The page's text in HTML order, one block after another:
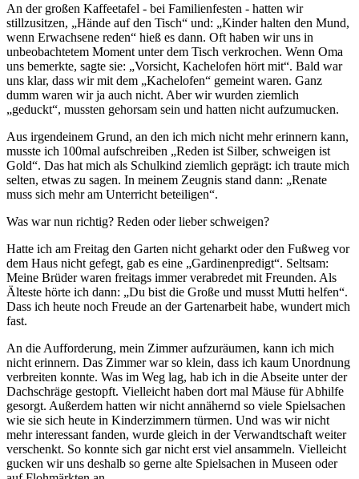
An der großen Kaffeetafel - bei Familienfesten - hatten wir
stillzusitzen,
Hände auf den Tisch und:
Kinder halten den Mund,
wenn Erwachsene reden
hieß es dann. Oft haben wir uns in
unbeobachtetem Moment unter dem Tisch verkrochen. Wenn Oma
uns bemerkte, sagte sie:
Vorsicht, Kachelofen hört mit . Bald war
uns klar, dass wir mit dem
Kachelofen
gemeint waren. Ganz
dumm waren wir ja auch nicht. Aber wir wurden ziemlich
geduckt , mussten gehorsam sein und hatten nicht aufzumucken.
Aus irgendeinem Grund, an den ich mich nicht mehr erinnern kann,
musste ich 100mal aufschreiben
Reden ist Silber, schweigen ist
Gold . Das hat mich als Schulkind ziemlich geprägt: ich traute mich
selten, etwas zu sagen. In meinem Zeugnis stand dann:
Renate
muss sich mehr am Unterricht beteiligen .
Was war nun richtig? Reden oder lieber schweigen?
Hatte ich am Freitag den Garten nicht geharkt oder den Fußweg vor
dem Haus nicht gefegt, gab es eine
Gardinenpredigt . Seltsam:
Meine Brüder waren freitags immer verabredet mit Freunden. Als
Älteste hörte ich dann:
Du bist die Große und musst Mutti helfen .
Dass ich heute noch Freude an der Gartenarbeit habe, wundert mich
fast.
An die Aufforderung, mein Zimmer aufzuräumen, kann ich mich
nicht erinnern. Das Zimmer war so klein, dass ich kaum Unordnung
verbreiten konnte. Was im Weg lag, hab ich in die Abseite unter der
Dachschräge gestopft. Vielleicht haben dort mal Mäuse für Abhilfe
gesorgt. Außerdem hatten wir nicht annähernd so viele Spielsachen
wie sie sich heute in Kinderzimmern türmen. Und was wir nicht
mehr interessant fanden, wurde gleich in der Verwandtschaft weiter
verschenkt. So konnte sich gar nicht erst viel ansammeln. Vielleicht
gucken wir uns deshalb so gerne alte Spielsachen in Museen oder